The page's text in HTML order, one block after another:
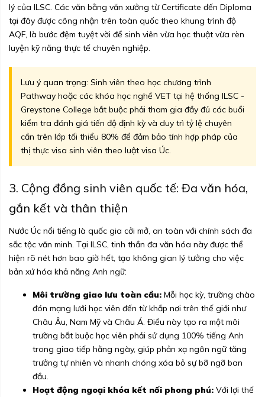
lý của ILSC. Các văn bằng văn xưởng từ Certificate đến Diploma
tại đây được công nhận trên toàn quốc theo khung trình độ
AQF, là bước đệm tuyệt vời để sinh viên vừa học thuật vừa rèn
luyện kỹ năng thực tế chuyên nghiệp.
Lưu ý quan trọng: Sinh viên theo học chương trình
Pathway hoặc các khóa học nghề VET tại hệ thống ILSC -
Greystone College bắt buộc phải tham gia đầy đủ các buổi
kiểm tra đánh giá tiến độ định kỳ và duy trì tỷ lệ chuyên
cần trên lớp tối thiểu 80% để đảm bảo tính hợp pháp của
thị thực visa sinh viên theo luật visa Úc.
3. Cộng đồng sinh viên quốc tế: Đa văn hóa,
gắn kết và thân thiện
Nước Úc nổi tiếng là quốc gia cởi mở, an toàn với chính sách đa
sắc tộc văn minh. Tại ILSC, tinh thần đa văn hóa này được thể
hiện rõ nét hơn bao giờ hết, tạo không gian lý tưởng cho việc
bản xứ hóa khả năng Anh ngữ:
Môi trường giao lưu toàn cầu: Mỗi học kỳ, trường chào
đón mạng lưới học viên đến từ khắp nơi trên thế giới như
Châu Âu, Nam Mỹ và Châu Á. Điều này tạo ra một môi
trường bắt buộc học viên phải sử dụng 100% tiếng Anh
trong giao tiếp hằng ngày, giúp phản xạ ngôn ngữ tăng
trưởng tự nhiên và nhanh chóng xóa bỏ sự bỡ ngỡ ban
đầu.
Hoạt động ngoại khóa kết nối phong phú: Với lợi thế